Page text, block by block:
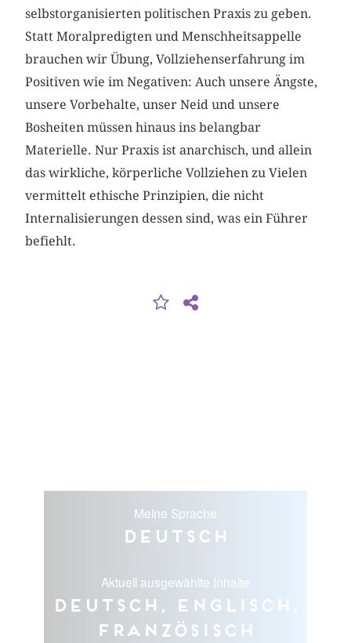
selbstorganisierten politischen Praxis zu geben.
Statt Moralpredigten und Menschheitsappelle
brauchen wir Übung, Vollziehenserfahrung im
Positiven wie im Negativen: Auch unsere Ängste,
unsere Vorbehalte, unser Neid und unsere
Bosheiten müssen hinaus ins belangbar
Materielle. Nur Praxis ist anarchisch, und allein
das wirkliche, körperliche Vollziehen zu Vielen
vermittelt ethische Prinzipien, die nicht
Internalisierungen dessen sind, was ein Führer
befiehlt.
Meine Sprache
Deutsch
Aktuell ausgewählte Inhalte
Deutsch, Englisch,
Französisch